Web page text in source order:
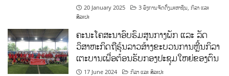
20 January 2025 3 ອົງການຈັດຕັ້ງມະຫາຊົນ ,ກິລາ ແລະ
ສິລະປະ
ຄະນະໂຄສະນາອົບຮົມສູນກາງພັກ ແລະ ລັດ
ວິສາຫະກິດຖືຮຸ້ນລາວສ້າງຂະບວນການຫຼີ້ນກິລາ
ເຕະບານເພື່ອຕ້ອນຮັບກອງປະຊຸມໃຫຍ່ຂອງຕົນ
17 June 2024 ກິລາ ແລະ ສິລະປະ